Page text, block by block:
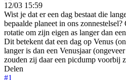
12/03 15:59
Wist je dat er een dag bestaat die
bepaalde planeet in ons
rotatie om zijn eigen as langer dan
Dit betekent dat een dag op Venus
langer is dan een Venusjaar
zouden zij daar een picdump voorbij
Delen
#1